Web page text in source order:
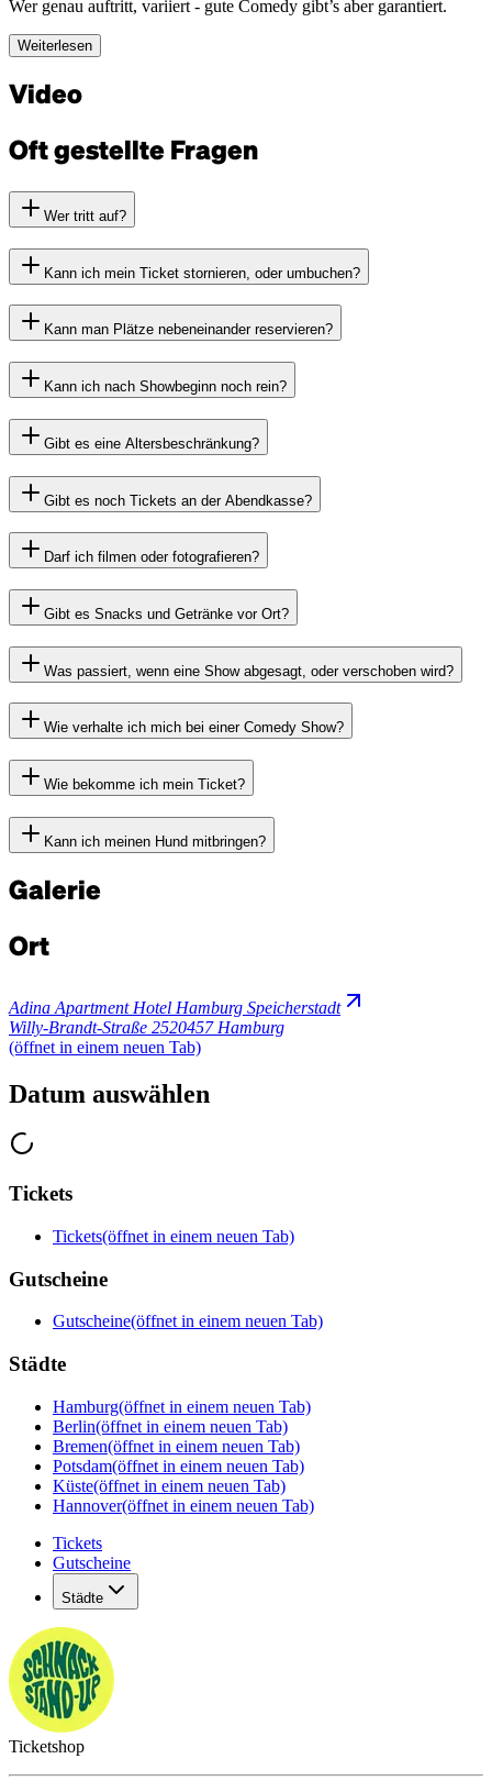
Wer genau auftritt, variiert - gute Comedy gibt’s aber garantiert.
Weiterlesen
Video
Oft gestellte Fragen
Wer tritt auf?
Kann ich mein Ticket stornieren, oder umbuchen?
Kann man Plätze nebeneinander reservieren?
Kann ich nach Showbeginn noch rein?
Gibt es eine Altersbeschränkung?
Gibt es noch Tickets an der Abendkasse?
Darf ich filmen oder fotografieren?
Gibt es Snacks und Getränke vor Ort?
Was passiert, wenn eine Show abgesagt, oder verschoben wird?
Wie verhalte ich mich bei einer Comedy Show?
Wie bekomme ich mein Ticket?
Kann ich meinen Hund mitbringen?
Galerie
Ort
Adina Apartment Hotel Hamburg Speicherstadt
Willy-Brandt-Straße 2520457 Hamburg
(öffnet in einem neuen Tab)
Datum auswählen
Tickets
Tickets(öffnet in einem neuen Tab)
Gutscheine
Gutscheine(öffnet in einem neuen Tab)
Städte
Hamburg(öffnet in einem neuen Tab)
Berlin(öffnet in einem neuen Tab)
Bremen(öffnet in einem neuen Tab)
Potsdam(öffnet in einem neuen Tab)
Küste(öffnet in einem neuen Tab)
Hannover(öffnet in einem neuen Tab)
Tickets
Gutscheine
Städte
Ticketshop